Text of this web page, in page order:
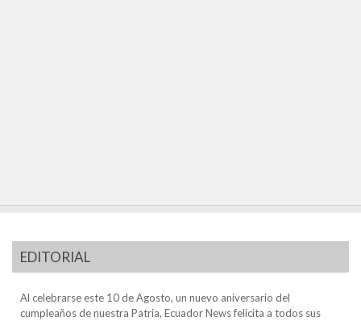
EDITORIAL
Al celebrarse este 10 de Agosto, un nuevo aniversario del
cumpleaños de nuestra Patria, Ecuador News felicita a todos sus